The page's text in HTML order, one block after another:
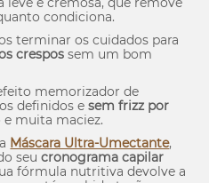
condiciona.
terminar os cuidados para
crespos sem um bom
memorizador de
definidos esem frizz por
e muita maciez.
Máscara Ultra-Umectante,
seucronograma capilar
fórmula nutritiva devolve a